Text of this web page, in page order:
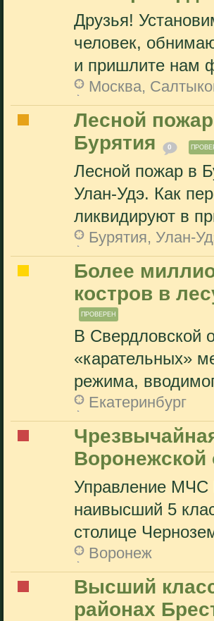
Друзья!
человек,
и пришлите нам
Москва,
Лесной
Бурятия
0
Лесной пожар в
Улан-Удэ. Как
ликвидируют в
Бурятия, Улан-
Более
костров в
ПРОВЕРЕН
В Свердловской
«карательных»
режима,
Екатеринбург
Воронежской
Управление МЧС
наивысший 5
столице
Воронеж
Высший
районах